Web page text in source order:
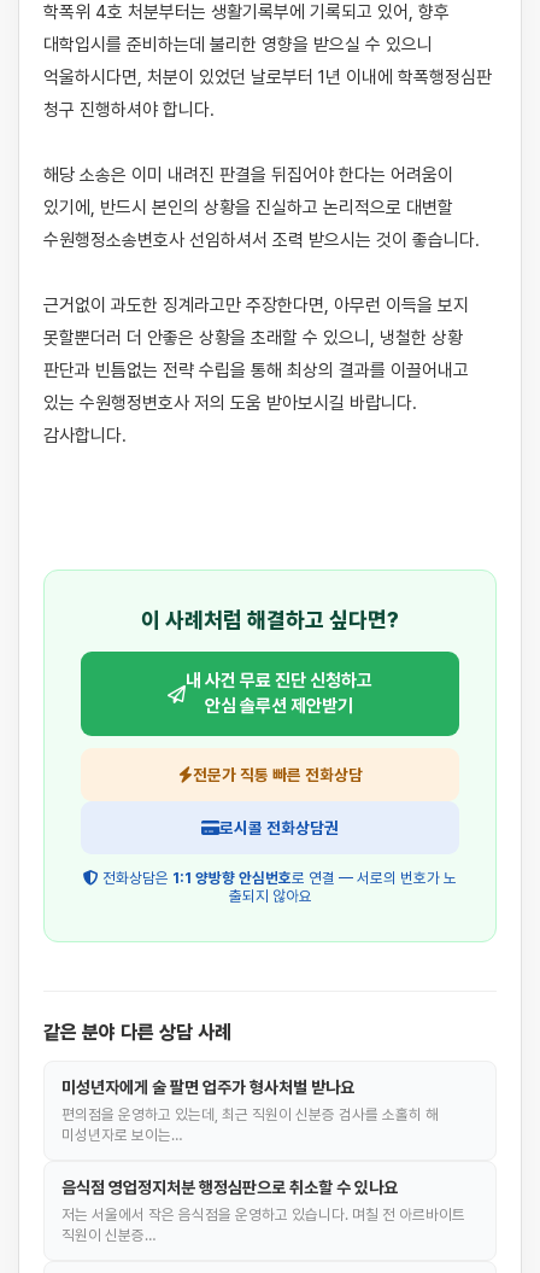
학폭위 4호 처분부터는 생활기록부에 기록되고 있어, 향후
대학입시를 준비하는데 불리한 영향을 받으실 수 있으니
억울하시다면, 처분이 있었던 날로부터 1년 이내에 학폭행정심판
청구 진행하셔야 합니다.
해당 소송은 이미 내려진 판결을 뒤집어야 한다는 어려움이
있기에, 반드시 본인의 상황을 진실하고 논리적으로 대변할
수원행정소송변호사 선임하셔서 조력 받으시는 것이 좋습니다.
근거없이 과도한 징계라고만 주장한다면, 아무런 이득을 보지
못할뿐더러 더 안좋은 상황을 초래할 수 있으니, 냉철한 상황
판단과 빈틈없는 전략 수립을 통해 최상의 결과를 이끌어내고
있는 수원행정변호사 저의 도움 받아보시길 바랍니다.
감사합니다.
이 사례처럼 해결하고 싶다면?
내 사건 무료 진단 신청하고
안심 솔루션 제안받기
전문가 직통 빠른 전화상담
로시콜 전화상담권
전화상담은 1:1 양방향 안심번호로 연결 — 서로의 번호가 노
출되지 않아요
같은 분야 다른 상담 사례
미성년자에게 술 팔면 업주가 형사처벌 받나요
편의점을 운영하고 있는데, 최근 직원이 신분증 검사를 소홀히 해
미성년자로 보이는…
음식점 영업정지처분 행정심판으로 취소할 수 있나요
저는 서울에서 작은 음식점을 운영하고 있습니다. 며칠 전 아르바이트
직원이 신분증…